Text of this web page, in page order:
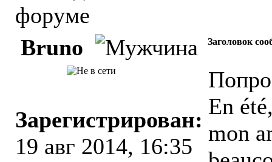
Bruno Заголовок
Зарегистрирован:
19 авг 2014, 16:35
En
mon